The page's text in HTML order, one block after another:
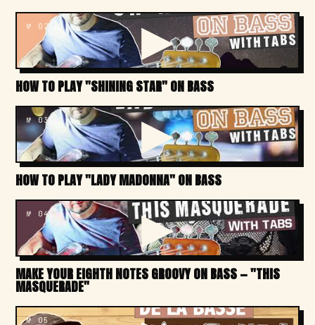
№ 02
HOW TO PLAY "SHINING STAR" ON BASS
№ 03
HOW TO PLAY "LADY MADONNA" ON BASS
№ 04
MAKE YOUR EIGHTH NOTES GROOVY ON BASS — "THIS
MASQUERADE"
№ 05